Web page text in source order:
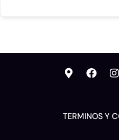
TERMINOS Y